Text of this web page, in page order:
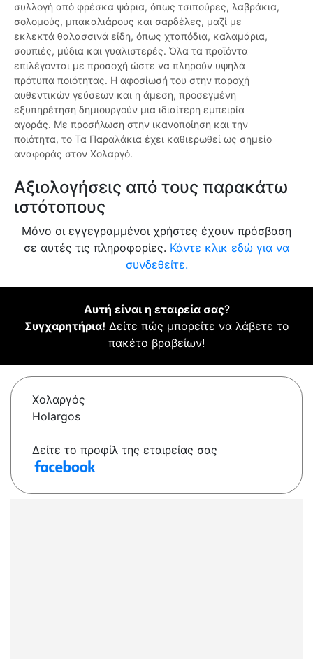
συλλογή από φρέσκα ψάρια, όπως τσιπούρες, λαβράκια,
σολομούς, μπακαλιάρους και σαρδέλες, μαζί με
εκλεκτά θαλασσινά είδη, όπως χταπόδια, καλαμάρια,
σουπιές, μύδια και γυαλιστερές. Όλα τα προϊόντα
επιλέγονται με προσοχή ώστε να πληρούν υψηλά
πρότυπα ποιότητας. Η αφοσίωσή του στην παροχή
αυθεντικών γεύσεων και η άμεση, προσεγμένη
εξυπηρέτηση δημιουργούν μια ιδιαίτερη εμπειρία
αγοράς. Με προσήλωση στην ικανοποίηση και την
ποιότητα, το Τα Παραλάκια έχει καθιερωθεί ως σημείο
αναφοράς στον Χολαργό.
Αξιολογήσεις από τους παρακάτω
ιστότοπους
Μόνο οι εγγεγραμμένοι χρήστες έχουν πρόσβαση
σε αυτές τις πληροφορίες. Κάντε κλικ εδώ για να
συνδεθείτε.
Αυτή είναι η εταιρεία σας?
Συγχαρητήρια! Δείτε πώς μπορείτε να λάβετε το
πακέτο βραβείων!
Χολαργός
Holargos
Δείτε το προφίλ της εταιρείας σας